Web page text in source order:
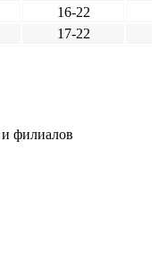
16-22
17-22
филиалов